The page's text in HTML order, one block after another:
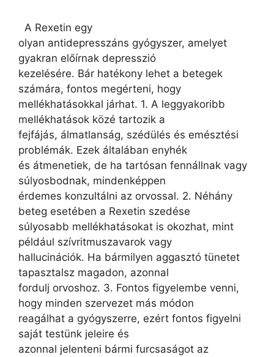
A Rexetin egy
olyan antidepresszáns gyógyszer, amelyet
gyakran előírnak depresszió
kezelésére. Bár hatékony lehet a betegek
számára, fontos megérteni, hogy
mellékhatásokkal járhat. 1. A leggyakoribb
mellékhatások közé tartozik a
fejfájás, álmatlanság, szédülés és emésztési
problémák. Ezek általában enyhék
és átmenetiek, de ha tartósan fennállnak vagy
súlyosbodnak, mindenképpen
érdemes konzultálni az orvossal. 2. Néhány
beteg esetében a Rexetin szedése
súlyosabb mellékhatásokat is okozhat, mint
például szívritmuszavarok vagy
hallucinációk. Ha bármilyen aggasztó tünetet
tapasztalsz magadon, azonnal
fordulj orvoshoz. 3. Fontos figyelembe venni,
hogy minden szervezet más módon
reagálhat a gyógyszerre, ezért fontos figyelni
saját testünk jeleire és
azonnal jelenteni bármi furcsaságot az